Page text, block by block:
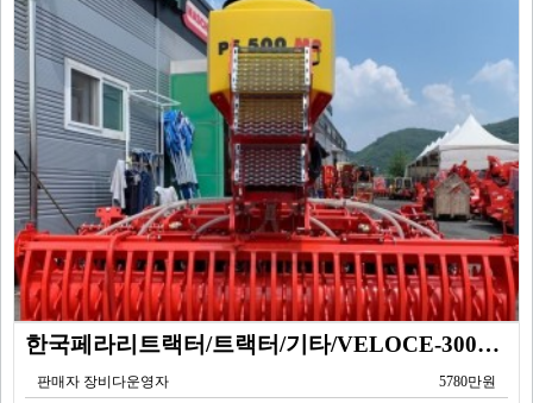
한국페라리트랙터/트랙터/기타/VELOCE-300PS500M2E/2022년식
판매자 장비다운영자 5780만원